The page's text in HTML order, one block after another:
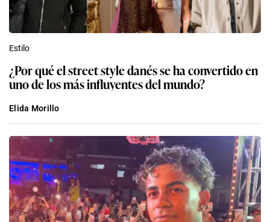
Estilo
¿Por qué el street style danés se ha convertido en
uno de los más influyentes del mundo?
Elida Morillo